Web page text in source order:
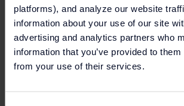
platforms), and analyze our website
information about your use of our site
advertising and analytics partners who
information that you’ve provided to
from your use of their services.
5. INHALT